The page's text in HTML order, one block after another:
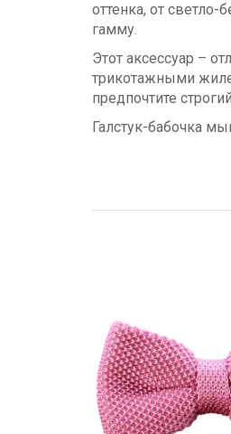
оттенка, от
гамму.
Этот аксессуар –
трикотажными
предпочтите
Галстук-бабочка